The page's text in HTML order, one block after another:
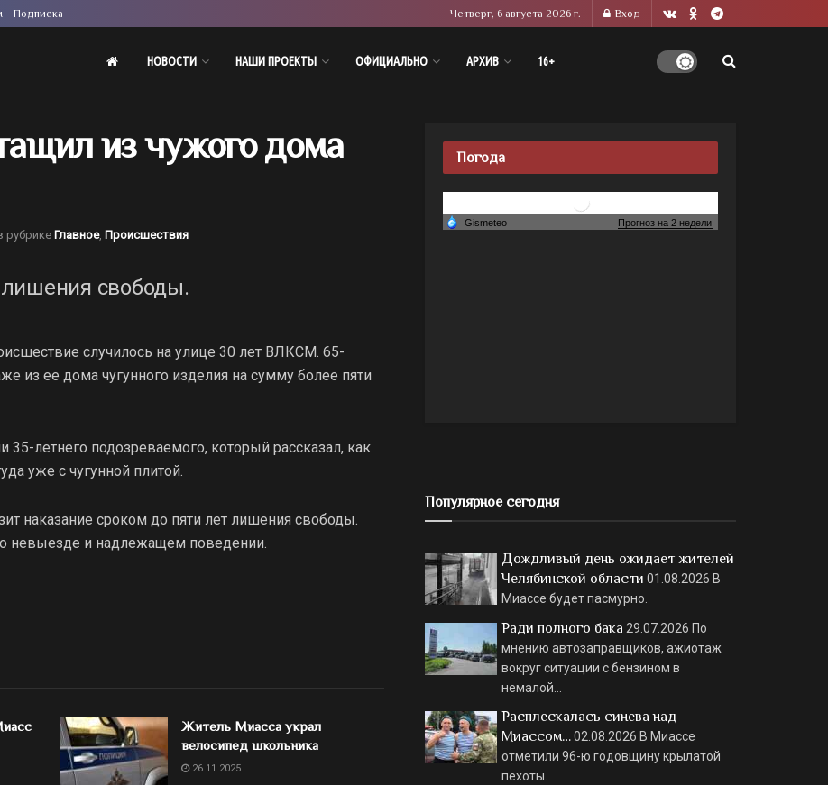
Подписка Четверг, 6 августа 2026 г. Вход
НОВОСТИ НАШИ ПРОЕКТЫ ОФИЦИАЛЬНО АРХИВ 16+
из чужого дома
рубрике Главное, Происшествия
свободы.
случилось на улице 30 лет ВЛКСМ. 65-
из ее дома чугунного изделия на сумму более пяти
летнего подозреваемого, который рассказал, как
уже с чугунной плитой.
наказание сроком до пяти лет лишения свободы.
невыезде и надлежащем поведении.
Житель Миасса украл
велосипед школьника
26.11.2025
Погода
Популярное сегодня
Дождливый день ожидает жителей
Челябинской области 01.08.2026 В
Миассе будет пасмурно.
Ради полного бака 29.07.2026 По
мнению автозаправщиков, ажиотаж
вокруг ситуации с бензином в
немалой…
Расплескалась синева над
Миассом…02.08.2026 В Миассе
отметили 96-ю годовщину крылатой
пехоты.